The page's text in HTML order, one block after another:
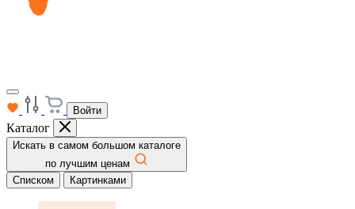
Войти
Каталог
Искать в самом большом каталоге
по лучшим ценам
Списком
Картинками